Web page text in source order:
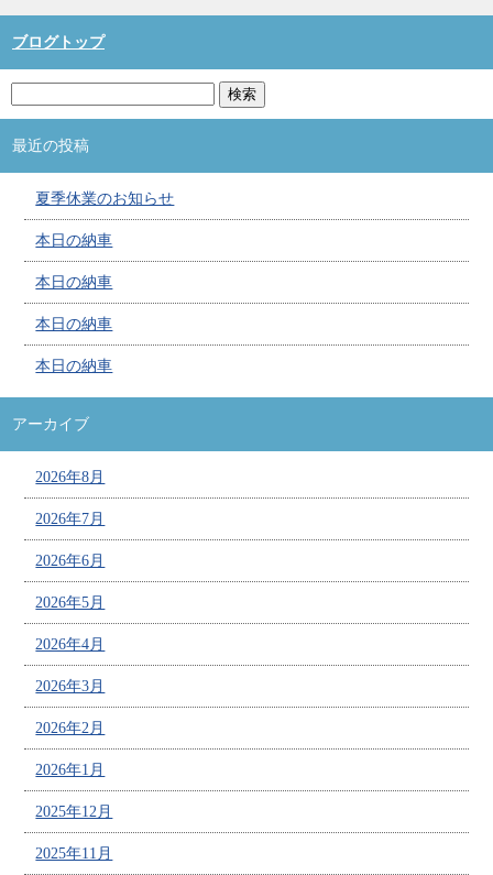
ブログトップ
最近の投稿
夏季休業のお知らせ
本日の納車
本日の納車
本日の納車
本日の納車
アーカイブ
2026年8月
2026年7月
2026年6月
2026年5月
2026年4月
2026年3月
2026年2月
2026年1月
2025年12月
2025年11月